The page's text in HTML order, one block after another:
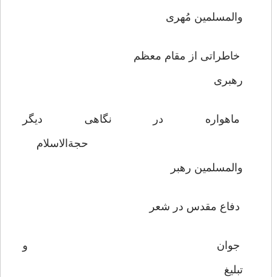
والمسلمين مُهرى
خاطراتى از مقام معظم
رهبرى
ماهواره در نگاهى ديگر
حجةالاسلام
والمسلمين رهبر
دفاع مقدس در شعر
جوان و
تبليغ